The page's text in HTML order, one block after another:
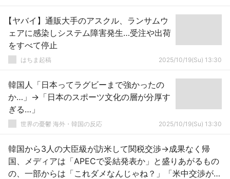
【ヤバイ】通販大手のアスクル、ランサムウ
ェアに感染しシステム障害発生…受注や出荷
をすべて停止
はちま起稿 2025/10/19(Su) 13:30
韓国人「日本ってラグビーまで強かったの
か…」→「日本のスポーツ文化の層が分厚す
ぎる…」
世界の憂鬱 海外・韓国の反応 2025/10/19(Su) 13:30
韓国から3人の大臣級が訪米して関税交渉→成果なく帰
国、メディアは「APECで妥結発表か」と盛りあがるもの
の、一部からは「これダメなんじゃね？」「米中交渉が優